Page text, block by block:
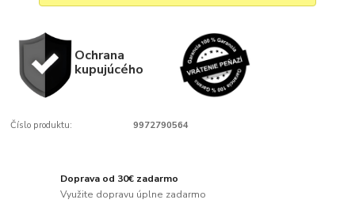
Ochrana
kupujúcého
Číslo produktu: 9972790564
Doprava od 30€ zadarmo
Využite dopravu úplne zadarmo